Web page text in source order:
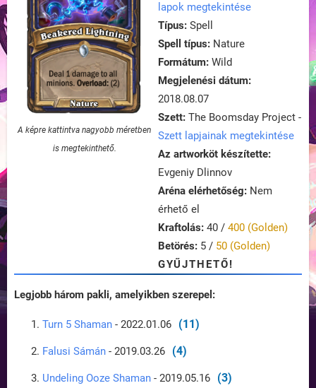
A képre kattintva nagyobb méretben
is megtekinthető.
lapok megtekintése
Típus: Spell
Spell típus: Nature
Formátum: Wild
Megjelenési dátum:
2018.08.07
Szett: The Boomsday Project -
Szett lapjainak megtekintése
Az artworköt készítette:
Evgeniy Dlinnov
Aréna elérhetőség: Nem
érhető el
Kraftolás: 40 / 400 (Golden)
Betörés: 5 / 50 (Golden)
GYŰJTHETŐ!
Legjobb három pakli, amelyikben szerepel:
Turn 5 Shaman - 2022.01.06 (11)
Falusi Sámán - 2019.03.26 (4)
Undeling Ooze Shaman - 2019.05.16 (3)